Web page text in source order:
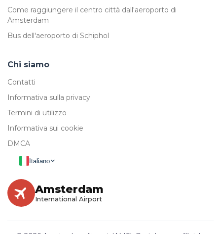
Come raggiungere il centro città dall'aeroporto di
Amsterdam
Bus dell'aeroporto di Schiphol
Chi siamo
Contatti
Informativa sulla privacy
Termini di utilizzo
Informativa sui cookie
DMCA
Italiano
Amsterdam
International Airport